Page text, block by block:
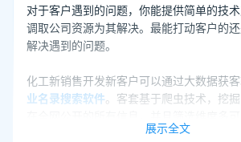
对于客户遇到的问题，你能提供简单的技
调取公司资源为其解决。最能打动客户的
解决遇到的问题。
化工新销售开发新客户可以通过大数据获
业名录搜索软件。客套基于爬虫技术，挖
在全网公开的所有信息，并且筛选维度多
户，而且成本比较低，不管是对于中小型
展示全文